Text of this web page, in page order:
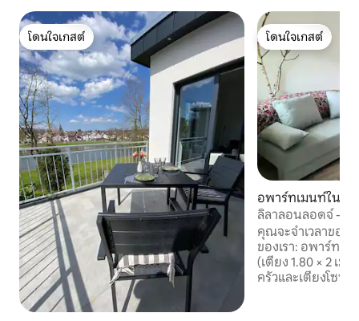
โดนใจเกสต์
โดนใจเกสต์
โดนใจเกสต์
โดนใจเกสต์
อพาร์ทเมนท์ใน
ลิลาลอนลอดจ์ - อ
คุณจะจำเวลาของ
ของเรา: อพาร์ทเ
(เตียง 1.80 × 2 เ
ครัวและเตียงโซฟ